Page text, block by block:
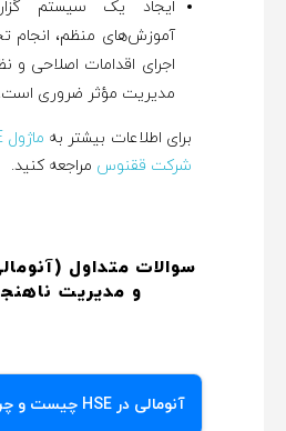
ایجاد یک سیستم
آموزش‌های منظم، انجام
اجرای اقدامات اصلاحی و
مدیریت مؤثر ضروری است.
برای اطلاعات بیشتر به
شرکت ققنوس مراجعه کنید.
و مدیریت
آنومالی در HSE چیست و چرا مهم است؟